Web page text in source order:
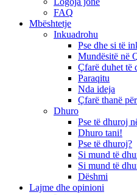
FAQ
Mbështetje
Inkuadrohu
Pse dhe si të
Mundësitë në
Çfarë duhet të
Paraqitu
Nda ideja
Çfarë thanë
Dhuro
Pse të dhuroj
Dhuro tani!
Pse të dhuroj?
Si mund të
Si mund të
Dëshmi
Lajme dhe opinioni